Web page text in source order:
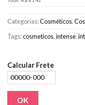
Categorias:Cosméticos,
Tags:cosmeticos,intense,
Calcular Frete
OK